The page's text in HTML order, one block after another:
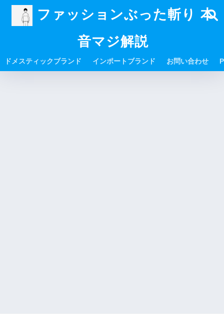
ファッションぶった斬り 本
音マジ解説
ドメスティックブランド インポートブランド お問い合わせ